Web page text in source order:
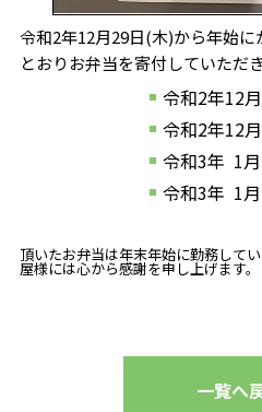
令和2年12月29日(木)から年始
とおりお弁当を寄付していただ
令和2年12
令和2年12
令和3年 1
令和3年 1
頂いたお弁当は年末年始に勤務して
屋様には心から感謝を申し上げます。
一覧へ